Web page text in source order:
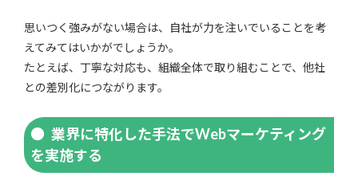
思いつく強みがない場合は、自社が力を注いでいることを考
えてみてはいかがでしょうか。
たとえば、丁寧な対応も、組織全体で取り組むことで、他社
との差別化につながります。
業界に特化した手法でWebマーケティング
を実施する